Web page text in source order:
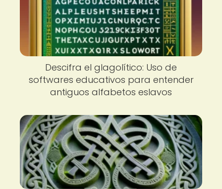
Descifra el glagolítico: Uso de
softwares educativos para entender
antiguos alfabetos eslavos